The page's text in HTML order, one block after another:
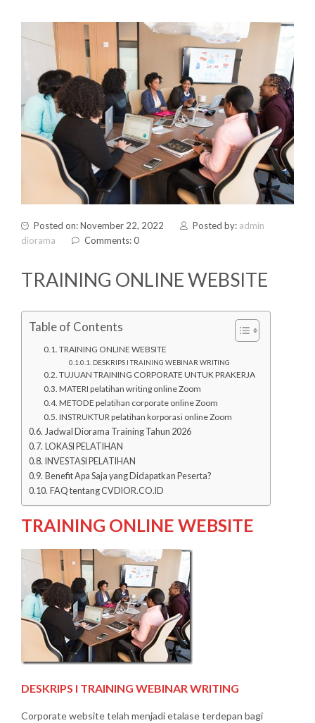
Posted on: November 22, 2022 Posted by: admin
diorama
Comments: 0
TRAINING ONLINE WEBSITE
Table of Contents
TRAINING ONLINE WEBSITE
DESKRIPS I TRAINING WEBINAR WRITING
TUJUAN TRAINING CORPORATE UNTUK PRAKERJA
MATERI pelatihan writing online Zoom
METODE pelatihan corporate online Zoom
INSTRUKTUR pelatihan korporasi online Zoom
Jadwal Diorama Training Tahun 2026
LOKASI PELATIHAN
INVESTASI PELATIHAN
Benefit Apa Saja yang Didapatkan Peserta?
FAQ tentang CVDIOR.CO.ID
TRAINING ONLINE WEBSITE
DESKRIPS I TRAINING WEBINAR WRITING
Corporate website telah menjadi etalase terdepan bagi